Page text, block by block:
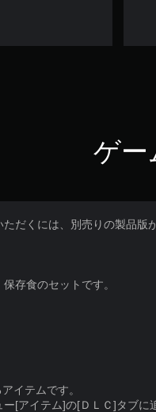
ゲー
だくには、別売りの製品版
存食のセットです。
イテムです。
[アイテム]の[ＤＬＣ]タブに